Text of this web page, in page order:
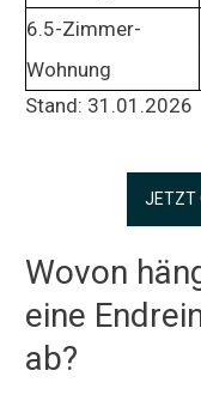
6.5-Zimmer-
Wohnung
Stand: 31.01.2026
JETZT
Wovon
eine
ab?